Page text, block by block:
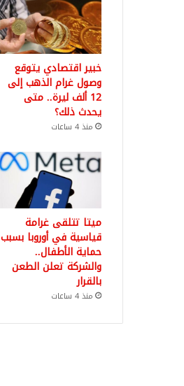
خبير اقتصادي يتوقع
وصول غرام الذهب إلى
12 ألف ليرة.. متى
يحدث ذلك؟
منذ 4 ساعات
ميتا تتلقى غرامة
قياسية في أوروبا بسبب
حماية الأطفال..
والشركة تعلن الطعن
بالقرار
منذ 4 ساعات